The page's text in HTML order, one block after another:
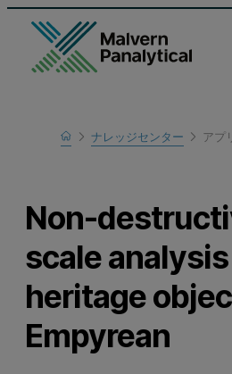
Home
Learn
ナレッジセンター アプ
Non-
scale
heritage
Empyrean